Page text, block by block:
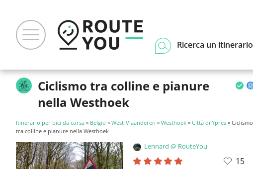
Ricerca un itinerario
Ciclismo tra colline e pianure
nella Westhoek
Itinerario per bici da corsa » Belgio » West-Vlaanderen » Westhoek » Città di Ypres » Ciclismo
tra colline e pianure nella Westhoek
Lennard @ RouteYou
15